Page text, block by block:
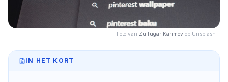
Foto van Zulfugar Karimov op Unsplash
IN HET KORT